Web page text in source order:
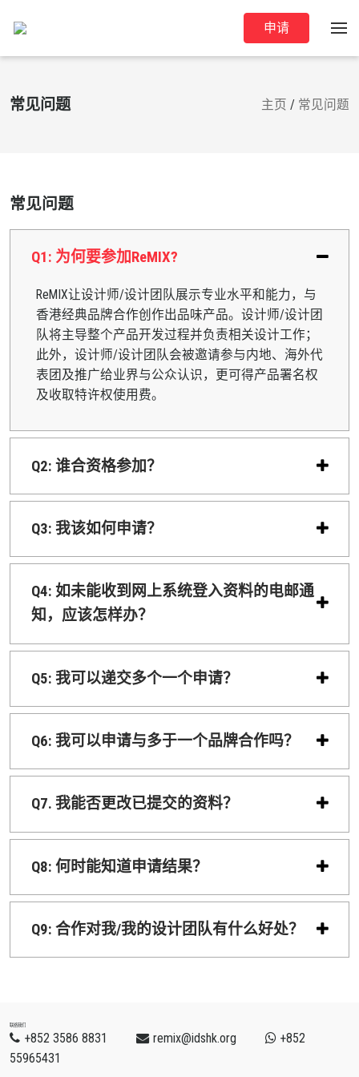
申请
常见问题 主页 / 常见问题
常见问题
Q1: 为何要参加ReMIX?
ReMIX让设计师/设计团队展示专业水平和能力，与
香港经典品牌合作创作出品味产品。设计师/设计团
队将主导整个产品开发过程并负责相关设计工作；
此外，设计师/设计团队会被邀请参与内地、海外代
表团及推广给业界与公众认识，更可得产品署名权
及收取特许权使用费。
Q2: 谁合资格参加？
Q3: 我该如何申请？
Q4: 如未能收到网上系统登入资料的电邮通
知，应该怎样办？
Q5: 我可以递交多个一个申请？
Q6: 我可以申请与多于一个品牌合作吗？
Q7. 我能否更改已提交的资料？
Q8: 何时能知道申请结果？
Q9: 合作对我/我的设计团队有什么好处？
联络我们
+852 3586 8831 remix@idshk.org
+852
55965431